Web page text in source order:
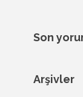
Son
Arşivler